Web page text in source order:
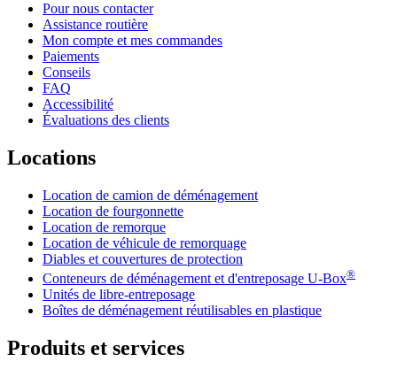
Pour nous contacter
Assistance routière
Mon compte et mes commandes
Paiements
Conseils
FAQ
Accessibilité
Évaluations des clients
Locations
Location de camion de déménagement
Location de fourgonnette
Location de remorque
Location de véhicule de remorquage
Diables et couvertures de protection
Conteneurs de déménagement et d'entreposage U-Box®
Unités de libre-entreposage
Boîtes de déménagement réutilisables en plastique
Produits et services